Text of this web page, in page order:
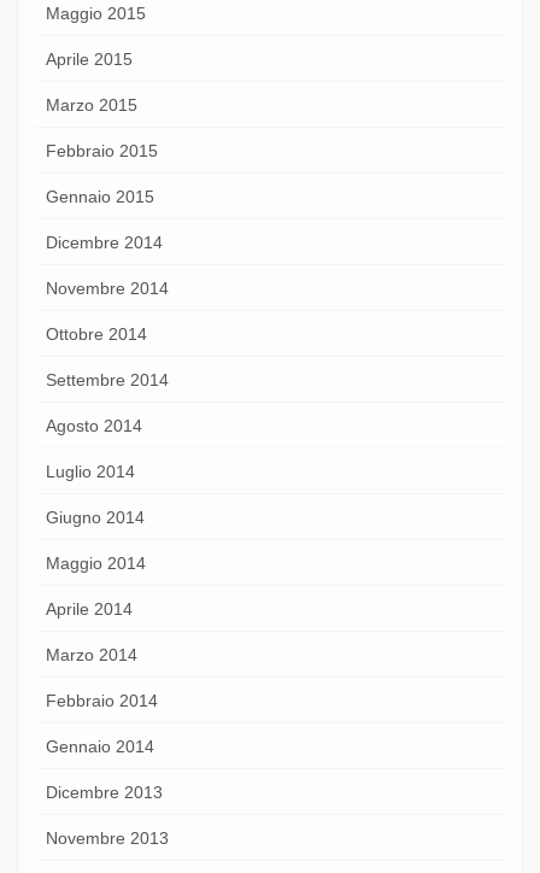
Maggio 2015
Aprile 2015
Marzo 2015
Febbraio 2015
Gennaio 2015
Dicembre 2014
Novembre 2014
Ottobre 2014
Settembre 2014
Agosto 2014
Luglio 2014
Giugno 2014
Maggio 2014
Aprile 2014
Marzo 2014
Febbraio 2014
Gennaio 2014
Dicembre 2013
Novembre 2013